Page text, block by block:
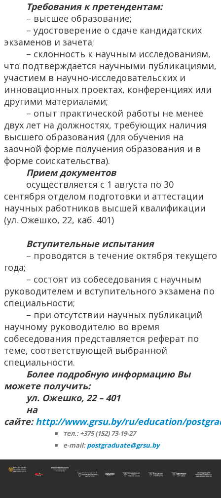
Требования к претендентам:
– высшее образование;
– удостоверение о сдаче кандидатских
экзаменов и зачета;
– склонность к научным исследованиям,
что подтверждается научными публикациями,
участием в научно-исследовательских и
инновационных проектах, конференциях или
другими материалами;
– опыт практической работы не менее
двух лет на должностях, требующих наличия
высшего образования (для обучения на
заочной форме получения образования и в
форме соискательства).
Прием документов
осуществляется с 1 августа по 30
сентября отделом подготовки и аттестации
научных работников высшей квалификации
(ул. Ожешко, 22, каб. 401)
Вступительные испытания
– проводятся в течение октября текущего
года;
– состоят из собеседования с научным
руководителем и вступительного экзамена по
специальности;
– при отсутствии научных публикаций
научному руководителю во время
собеседования представляется реферат по
теме, соответствующей выбранной
специальности.
Более подробную информацию Вы
можете получить:
ул. Ожешко, 22 – 401
на
сайте:http://www.grsu.by/ru/education/
тел.: +375 (152) 73-19-27
e-mail:postgraduate@grsu.by